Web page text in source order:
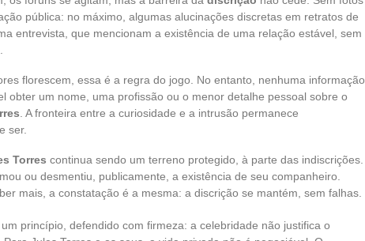
pública: no máximo, algumas alucinações discretas em retratos de
entrevista, que mencionam a existência de uma relação estável, sem
florescem, essa é a regra do jogo. No entanto, nenhuma informação
obter um nome, uma profissão ou o menor detalhe pessoal sobre o
. A fronteira entre a curiosidade e a intrusão permanece
ser.
Torres continua sendo um terreno protegido, à parte das indiscrições.
ou desmentiu, publicamente, a existência de seu companheiro.
mais, a constatação é a mesma: a discrição se mantém, sem falhas.
princípio, defendido com firmeza: a celebridade não justifica o